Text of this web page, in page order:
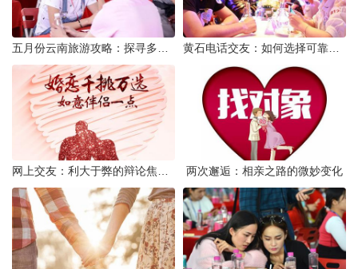
两次邂逅：相亲之路的微妙变化